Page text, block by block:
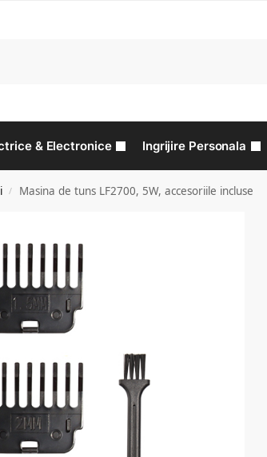
& Electronice Ingrijire Personala
/ Masina de tuns LF2700, 5W, accesoriile incluse